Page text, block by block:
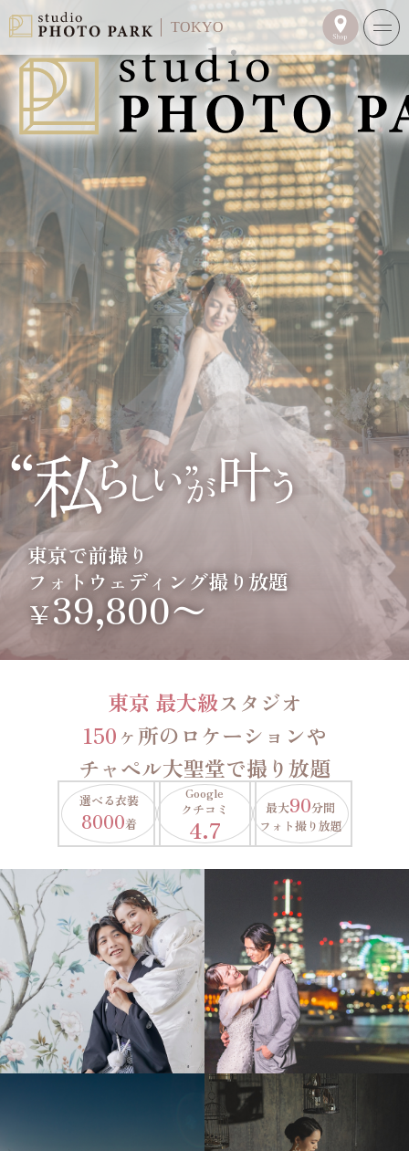
TOKYO
東京で前撮り
フォトウェディング撮り放題
￥39,800〜
東京 最大級スタジオ
150ヶ所のロケーションや
チャペル大聖堂で撮り放題
選べる衣装
8000着
Google
クチコミ
4.7
最大90分間
フォト撮り放題